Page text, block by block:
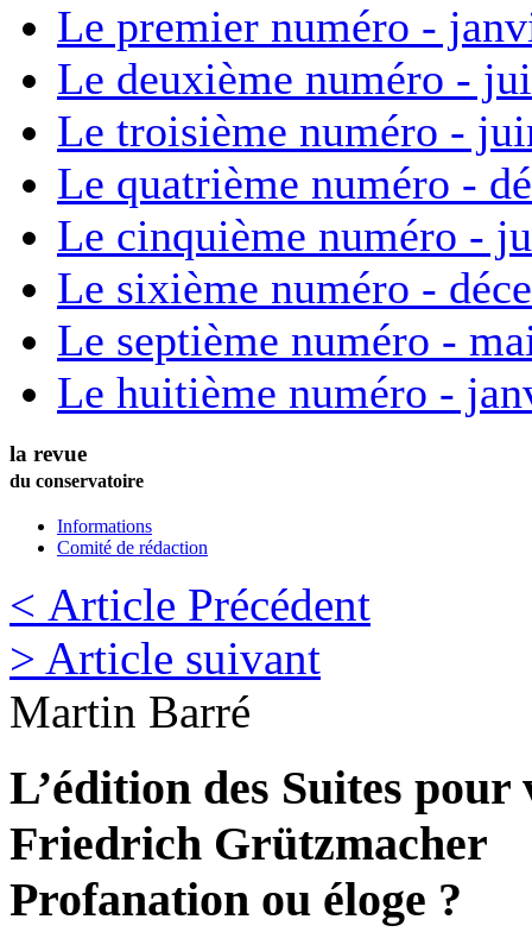
Le premier numéro -
Le deuxième numéro -
Le troisième numéro -
Le quatrième numéro -
Le cinquième numéro -
Le sixième numéro -
Le septième numéro -
Le huitième numéro -
la revue
du conservatoire
Informations
Comité de rédaction
< Article Précédent
> Article suivant
Martin Barré
L’édition des Suites
Friedrich Grützmacher
Profanation ou éloge ?